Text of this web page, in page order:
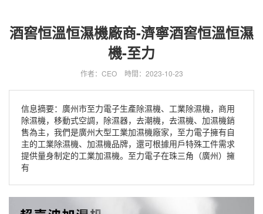
酒窖恒溫恒濕機廠商-濟寧酒窖恒溫恒濕
機-至力
作者：CEO 時間：2023-10-23
信息摘要：廣州市至力電子生產除濕機、工業除濕機，商用
除濕機，移動式空調，除濕器，去潮機，去濕機、加濕機銷
售為主，我們是廣州大型工業加濕機廠家，至力電子擁有自
主的工業除濕機、加濕機品牌，還可根據用戶特殊工件需求
提供量身制定的工業加濕機。至力電子在珠三角（廣州）擁
有